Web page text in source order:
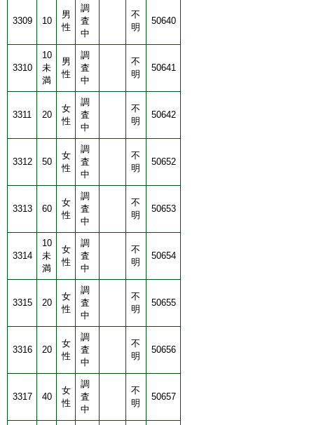
3309 10
男
性
調
査
中
不
明
50640
3310
10
未
満
男
性
調
査
中
不
明
50641
3311 20
女
性
調
査
中
不
明
50642
3312 50
女
性
調
査
中
不
明
50652
3313 60
女
性
調
査
中
不
明
50653
3314
10
未
満
女
性
調
査
中
不
明
50654
3315 20
女
性
調
査
中
不
明
50655
3316 20
女
性
調
査
中
不
明
50656
3317 40
女
性
調
査
中
不
明
50657